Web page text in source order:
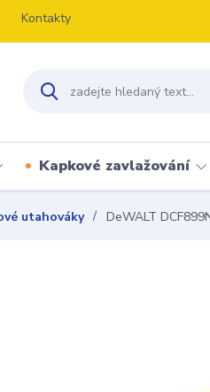
Kontakty
Kapkové zavlažování
utahováky DeWALT